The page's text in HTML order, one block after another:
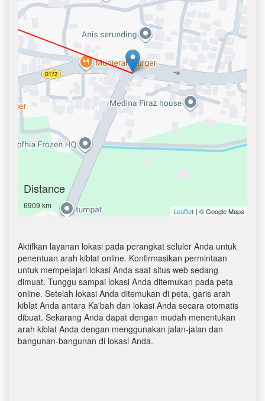
Distance
6909 km
Leaflet | © Google Maps
Aktifkan layanan lokasi pada perangkat seluler Anda untuk
penentuan arah kiblat online. Konfirmasikan permintaan
untuk mempelajari lokasi Anda saat situs web sedang
dimuat. Tunggu sampai lokasi Anda ditemukan pada peta
online. Setelah lokasi Anda ditemukan di peta, garis arah
kiblat Anda antara Ka'bah dan lokasi Anda secara otomatis
dibuat. Sekarang Anda dapat dengan mudah menentukan
arah kiblat Anda dengan menggunakan jalan-jalan dan
bangunan-bangunan di lokasi Anda.